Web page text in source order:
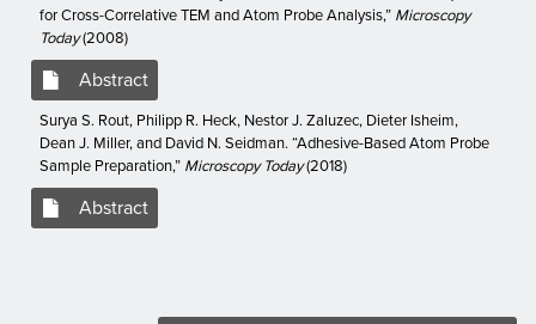
for Cross-Correlative TEM and Atom Probe Analysis,” Microscopy
Today(2008)
Abstract
Surya S. Rout, Philipp R. Heck, Nestor J. Zaluzec, Dieter Isheim,
Dean J. Miller, and David N. Seidman. “Adhesive-Based Atom Probe
Sample Preparation,” Microscopy Today(2018)
Abstract